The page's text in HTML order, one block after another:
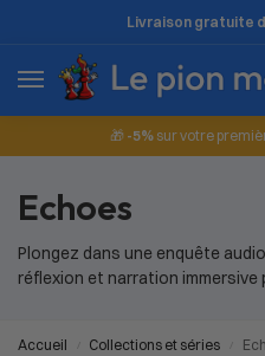
Livraison gratuite
🎁 -5% sur votre
Echoes
Plongez dans une enquête
réflexion et narration
Accueil Collections et séries